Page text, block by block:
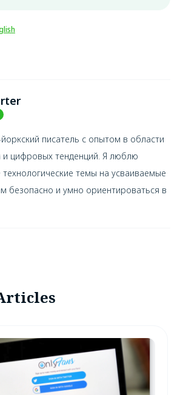
писатель с опытом в области
и цифровых тенденций. Я люблю
темы на усваиваемые
безопасно и умно ориентироваться в